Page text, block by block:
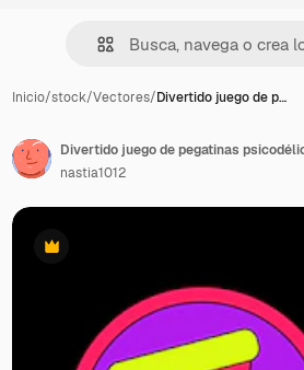
Inicio/stock/Vectores/Divertido juego de p…
Premium
nastia1012